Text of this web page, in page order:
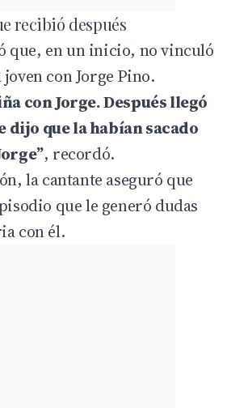
recibió después
que, en un inicio, no vinculó
con Jorge Pino.
con Jorge. Después llegó
dijo que la habían sacado
, recordó.
la cantante aseguró que
que le generó dudas
con él.